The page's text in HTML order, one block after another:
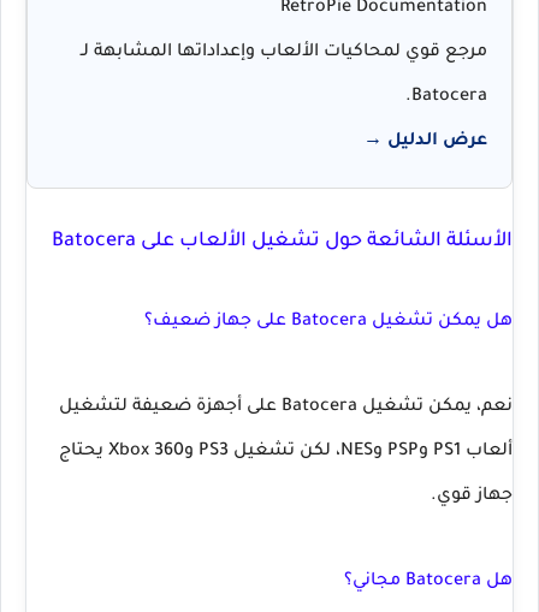
RetroPie Documentation
مرجع قوي لمحاكيات الألعاب وإعداداتها المشابهة لـ
Batocera.
عرض الدليل →
الأسئلة الشائعة حول تشغيل الألعاب على Batocera
هل يمكن تشغيل Batocera على جهاز ضعيف؟
نعم، يمكن تشغيل Batocera على أجهزة ضعيفة لتشغيل
ألعاب PS1 وPSP وNES، لكن تشغيل PS3 وXbox 360 يحتاج
جهاز قوي.
هل Batocera مجاني؟